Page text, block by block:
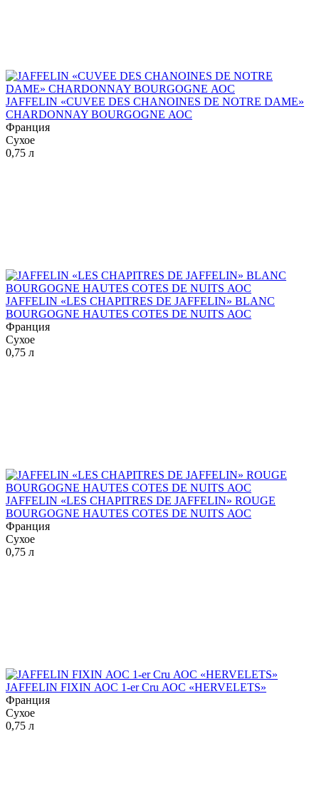
JAFFELIN «CUVEE DES CHANOINES DE NOTRE DAME»
CHARDONNAY BOURGOGNE АОС
Франция
Сухое
0,75 л
JAFFELIN «LES CHAPITRES DE JAFFELIN» BLANC
BOURGOGNE HAUTES COTES DE NUITS АОС
Франция
Сухое
0,75 л
JAFFELIN «LES CHAPITRES DE JAFFELIN» ROUGE
BOURGOGNE HAUTES COTES DE NUITS АОС
Франция
Сухое
0,75 л
JAFFELIN FIXIN АОС 1-er Cru АОС «HERVELETS»
Франция
Сухое
0,75 л